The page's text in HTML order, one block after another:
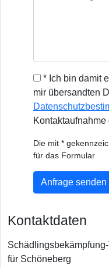
* Ich bin damit
mir übersandten
Die mit *
für das Formular
Anfrage senden
Kontaktdaten
für Schöneberg